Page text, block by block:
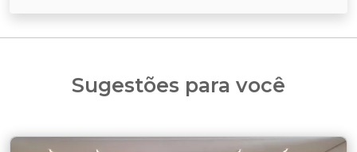
Sugestões para você